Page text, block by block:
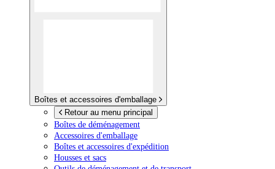
Boîtes et accessoires d'emballage
Retour au menu principal
Boîtes de déménagement
Accessoires d'emballage
Boîtes et accessoires d'expédition
Housses et sacs